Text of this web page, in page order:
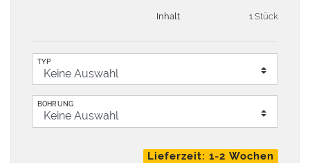
Inhalt 1 Stück
TYP
BOHRUNG
Lieferzeit: 1-2 Wochen